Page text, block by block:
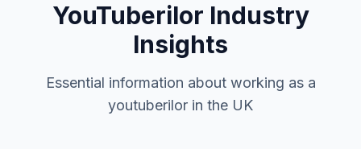
YouTuberilor Industry
Insights
Essential information about working as a
youtuberilor in the UK